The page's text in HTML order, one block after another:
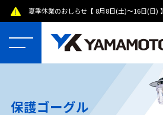
夏季休業のおしらせ【 8月8日(土)～16日(日) 】
保護ゴーグル